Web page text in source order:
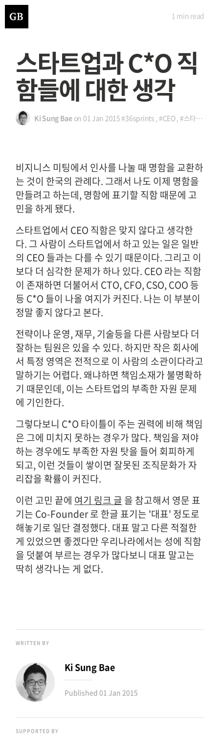
스타트업과 C*O 직
함들에 대한 생각
Ki Sung Baeon 01 Jan 2015#36sprints , #CEO, #스타트업
1 min read
비지니스 미팅에서 인사를 나눌 때 명함을 교환하
는 것이 한국의 관례다. 그래서 나도 이제 명함을
만들려고 하는데, 명함에 표기할 직함 때문에 고
민을 하게 됐다.
스타트업에서 CEO 직함은 맞지 않다고 생각한
다. 그 사람이 스타트업에서 하고 있는 일은 일반
의 CEO 들과는 다를 수 있기 때문이다. 그리고 이
보다 더 심각한 문제가 하나 있다. CEO 라는 직함
이 존재하면 더불어서 CTO, CFO, CSO, COO 등
등 C*O 들이 나올 여지가 커진다. 나는 이 부분이
정말 좋지 않다고 본다.
전략이나 운영, 재무, 기술등을 다른 사람보다 더
잘하는 팀원은 있을 수 있다. 하지만 작은 회사에
서 특정 영역은 전적으로 이 사람의 소관이다라고
말하기는 어렵다. 왜냐하면 책임소재가 불명확하
기 때문인데, 이는 스타트업의 부족한 자원 문제
에 기인한다.
그렇다보니 C*O 타이틀이 주는 권력에 비해 책임
은 그에 미치지 못하는 경우가 많다. 책임을 져야
하는 경우에도 부족한 자원 탓을 들어 회피하게
되고, 이런 것들이 쌓이면 잘못된 조직문화가 자
리잡을 확률이 커진다.
이런 고민 끝에 여기 링크 글 을 참고해서 영문 표
기는 Co-Founder 로 한글 표기는 '대표' 정도로
해놓기로 일단 결정했다. 대표 말고 다른 적절한
게 있었으면 좋겠다만 우리나라에서는 성에 직함
을 덧붙여 부르는 경우가 많다보니 대표 말고는
딱히 생각나는 게 없다.
WRITTEN BY
Ki Sung Bae
Published 01 Jan 2015
SUPPORTED BY